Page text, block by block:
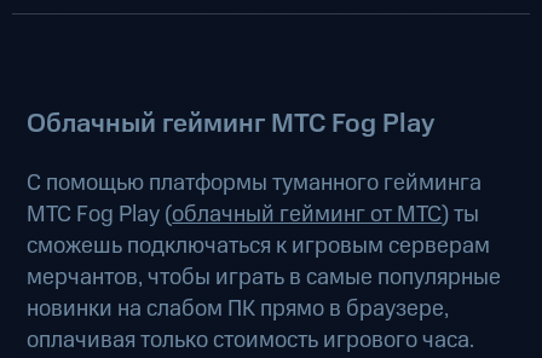
Облачный гейминг МТС Fog Play
С помощью платформы туманного гейминга
МТС Fog Play (облачный гейминг от МТС) ты
сможешь подключаться к игровым серверам
мерчантов, чтобы играть в самые популярные
новинки на слабом ПК прямо в браузере,
оплачивая только стоимость игрового часа.